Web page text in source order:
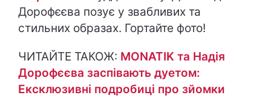
Дорофєєва позує у звабливих та
стильних образах. Гортайте фото!
ЧИТАЙТЕ ТАКОЖ: MONATIK та Надія
Дорофєєва заспівають дуетом:
Ексклюзивні подробиці про зйомки